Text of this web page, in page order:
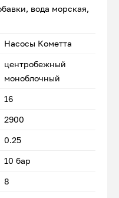
вода морская,
Насосы Кометта
центробежный
моноблочный
16
2900
0.25
10 бар
8